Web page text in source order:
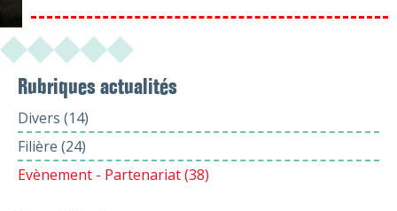
Rubriques actualités
Divers (14)
Filière (24)
Evènement - Partenariat (38)